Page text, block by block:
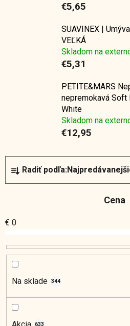
€5,65
SUAVINEX |
VEĽKÁ
Skladom na
€5,31
PETITE&MARS
nepremokavá Soft
White
Skladom na
€12,95
n
i
e
p
d
Radiť podľa:
Cena
€ 0
Na sklade 344
633